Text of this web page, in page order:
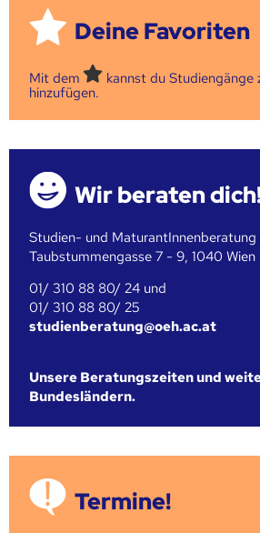
Deine Favoriten
Mit dem
kannst du Studiengänge
hinzufügen.
Wir beraten
Studien- und MaturantInnenberatung
Taubstummengasse 7 - 9, 1040 Wien
01/ 310 88 80/ 24 und
01/ 310 88 80/ 25
studienberatung@oeh.ac.at
Unsere Beratungszeiten und
Bundesländern.
Termine!